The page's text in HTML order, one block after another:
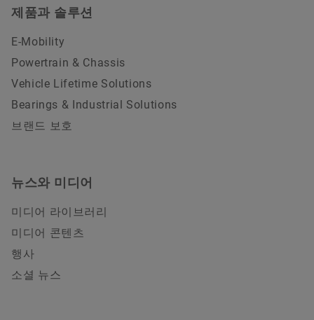
제품과 솔루션
E-Mobility
Powertrain & Chassis
Vehicle Lifetime Solutions
Bearings & Industrial Solutions
브랜드 보호
뉴스와 미디어
미디어 라이브러리
미디어 콘텐츠
행사
소셜 뉴스